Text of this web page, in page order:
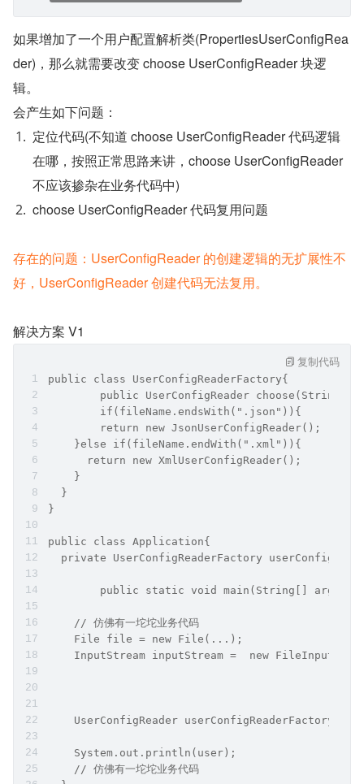
如果增加了一个用户配置解析类(PropertiesUserConfigRea
der)，那么就需要改变 choose UserConfigReader 块逻
辑。
会产生如下问题：
定位代码(不知道 choose UserConfigReader 代码逻辑
在哪，按照正常思路来讲，choose UserConfigReader
不应该掺杂在业务代码中)
choose UserConfigReader 代码复用问题
存在的问题：UserConfigReader 的创建逻辑的无扩展性不
好，UserConfigReader 创建代码无法复用。
解决方案 V1
public class UserConfigReaderFactory{
public UserConfigReader choose(String
  	if(fileName.endsWith(".json")){
    	return new JsonUserConfigReader();
    }else if(fileName.endWith(".xml")){
      return new XmlUserConfigReader();
    }
  }
}
public class Application{
private UserConfigReaderFactory
	public static void main(String[] args){
    // 仿佛有一坨坨业务代码
    File file = new File(...);
InputStream inputStream =  new
UserConfigReader userConfigReaderFactory =
    System.out.println(user);
    // 仿佛有一坨坨业务代码
复制代码